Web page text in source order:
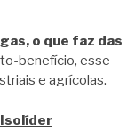
o que faz das
benefício, esse
e agrícolas.
Isolíder